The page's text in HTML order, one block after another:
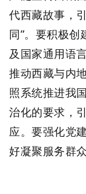
代西藏故事，
同”。要积极
及国家通用语
推动西藏与内
照系统推进我
治化的要求，
应。要强化党
好凝聚服务群